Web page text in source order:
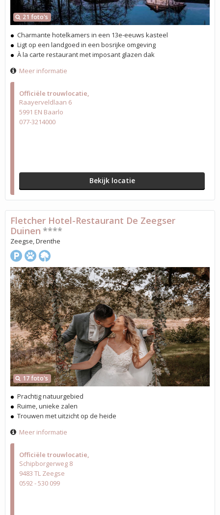
Officiële trouwlocatie
Raayerveldlaan 6
5991 EN Baarlo
077-3214000
Bekijk locatie
21 foto's
Charmante hotelkamers in een 13e-eeuws kasteel
Ligt op een landgoed in een bosrijke omgeving
À la carte restaurant met imposant glazen dak
Meer informatie
Officiële trouwlocatie
Schipborgerweg 8
9483 TL Zeegse
0592 - 530 099
17 foto's
Fletcher Hotel-Restaurant De Zeegser
Duinen ****
Zeegse, Drenthe
Prachtig natuurgebied
Ruime, unieke zalen
Trouwen met uitzicht op de heide
Meer informatie